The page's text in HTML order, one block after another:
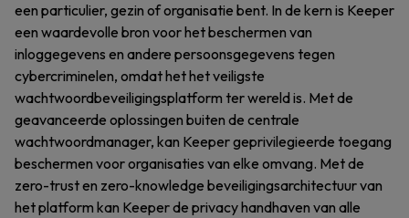
een particulier, gezin of organisatie bent. In de kern is Keeper
een waardevolle bron voor het beschermen van
inloggegevens en andere persoonsgegevens tegen
cybercriminelen, omdat het het veiligste
wachtwoordbeveiligingsplatform ter wereld is. Met de
geavanceerde oplossingen buiten de centrale
wachtwoordmanager, kan Keeper geprivilegieerde toegang
beschermen voor organisaties van elke omvang. Met de
zero-trust en zero-knowledge beveiligingsarchitectuur van
het platform kan Keeper de privacy handhaven van alle